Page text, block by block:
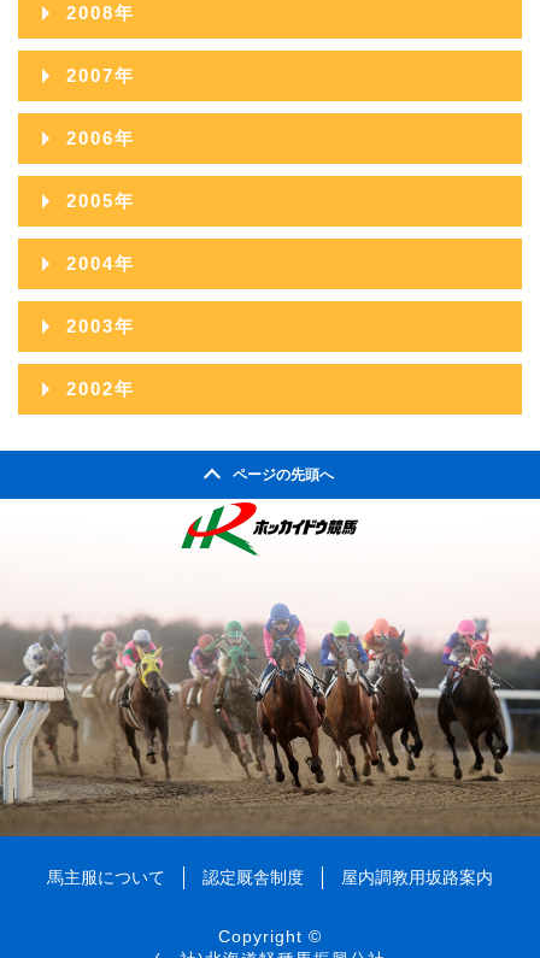
2017年02月
2017年01月
2016年03月
2016年02月
2016年01月
2015年03月
2015年02月
2015年01月
2014年05月
2014年03月
2014年02月
2014年01月
2013年06月
2013年05月
2013年03月
2013年02月
2013年01月
2012年08月
2012年07月
2012年06月
2012年05月
2012年03月
2012年02月
2012年01月
2011年09月
2011年08月
2011年07月
2011年06月
2011年05月
2011年03月
2011年02月
2010年10月
2010年09月
2010年08月
2010年07月
2010年06月
2010年05月
2010年03月
2009年11月
2009年10月
2009年09月
2009年08月
2009年07月
2009年06月
2009年05月
2009年03月
2008年
2008年12月
2008年11月
2008年10月
2008年09月
2008年08月
2008年07月
2008年06月
2008年05月
2008年01月
2007年
2007年12月
2007年11月
2007年10月
2007年09月
2007年08月
2007年07月
2007年02月
2007年01月
2006年
2006年12月
2006年11月
2006年10月
2006年09月
2006年08月
2006年03月
2006年02月
2006年01月
2005年
2005年12月
2005年11月
2005年10月
2005年09月
2005年08月
2005年07月
2005年04月
2005年03月
2005年02月
2005年01月
2004年
2004年12月
2004年11月
2004年10月
2004年06月
2004年05月
2004年04月
2004年03月
2004年02月
2004年01月
2003年
2003年12月
2003年07月
2003年06月
2003年05月
2003年04月
2003年01月
2002年
ページの先頭へ
馬主服について 認定厩舎制度 屋内調教用坂路案内
Copyright ©